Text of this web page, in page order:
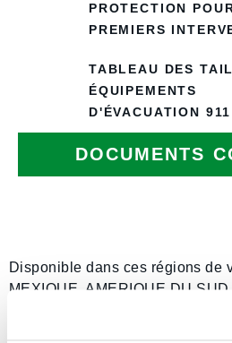
DOCUMENTS
PROTECTION
PREMIERS
TABLEAU DES
ÉQUIPEMENTS
D'ÉVACUATION 911
Disponible dans ces régions de
MEXIQUE, AMERIQUE DU